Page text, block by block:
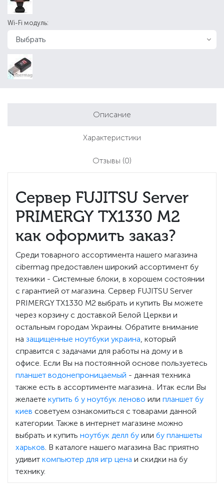
Wi-Fi модуль:
Описание
Характеристики
Отзывы (0)
Сервер FUJITSU Server
PRIMERGY TX1330 M2
как оформить заказ?
Среди товарного ассортимента нашего магазина
cibermag предоставлен широкий ассортимент бу
техники - Системные блоки, в хорошем состоянии
с гарантией от магазина. Сервер FUJITSU Server
PRIMERGY TX1330 M2 выбрать и купить Вы можете
через корзину с доставкой Белой Церкви и
остальным городам Украины. Обратите внимание
на защищенные ноутбуки украина , который
справится с задачами для работы на дому и в
офисе. Если Вы на постоянной основе пользуетесь
планшет водонепроницаемый - данная техника
также есть в ассортименте магазина.. Итак если Вы
желаете купить б у ноутбук леново или планшет бу
киев советуем ознакомиться с товарами данной
категории. Также в интернет магазине можно
выбрать и купить ноутбук делл бу или бу планшеты
харьков . В каталоге нашего магазина Вас приятно
удивит компьютер для игр цена и скидки на бу
технику.